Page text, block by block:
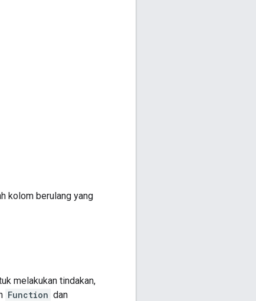
kolom berulang yang
melakukan tindakan,
Function dan